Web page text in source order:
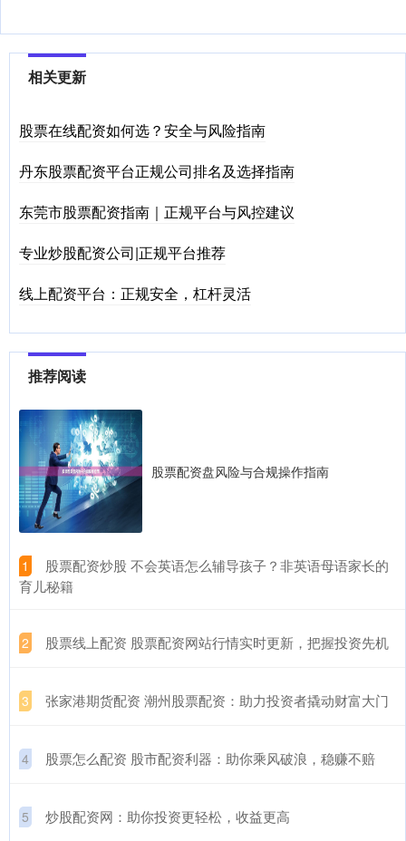
相关更新
股票在线配资如何选？安全与风险指南
丹东股票配资平台正规公司排名及选择指南
东莞市股票配资指南｜正规平台与风控建议
专业炒股配资公司|正规平台推荐
线上配资平台：正规安全，杠杆灵活
推荐阅读
股票配资盘风险与合规操作指南
1
​股票配资炒股 不会英语怎么辅导孩子？非英语母语家长的
育儿秘籍
2 ​股票线上配资 股票配资网站行情实时更新，把握投资先机
3 ​张家港期货配资 潮州股票配资：助力投资者撬动财富大门
4 ​股票怎么配资 股市配资利器：助你乘风破浪，稳赚不赔
5 ​炒股配资网：助你投资更轻松，收益更高